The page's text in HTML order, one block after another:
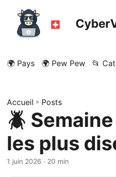
🌍 Pays 🌍 Pew Pew 📂
Accueil » Posts
🪲
les plus
1 juin 2026 · 20 min